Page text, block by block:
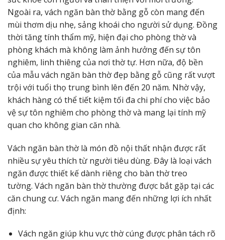
Ngoài ra, vách ngăn bàn thờ bằng gỗ còn mang đến
mùi thơm dịu nhẹ, sảng khoái cho người sử dụng. Đồng
thời tăng tính thẩm mỹ, hiện đại cho phòng thờ và
phòng khách mà không làm ảnh hưởng đến sự tôn
nghiêm, linh thiêng của nơi thờ tự. Hơn nữa, độ bền
của mẫu vách ngăn bàn thờ đẹp bằng gỗ cũng rất vượt
trội với tuổi thọ trung bình lên đến 20 năm. Nhờ vậy,
khách hàng có thể tiết kiệm tối đa chi phí cho việc bảo
vệ sự tôn nghiêm cho phòng thờ và mang lại tính mỹ
quan cho không gian căn nhà.
Vách ngăn bàn thờ là món đồ nội thất nhận được rất
nhiều sự yêu thích từ người tiêu dùng. Đây là loại vách
ngăn được thiết kế dành riêng cho bàn thờ treo
tường. Vách ngăn bàn thờ thường được bắt gặp tại các
căn chung cư. Vách ngăn mang đến những lợi ích nhất
định:
Vách ngăn giúp khu vực thờ cúng được phân tách rõ